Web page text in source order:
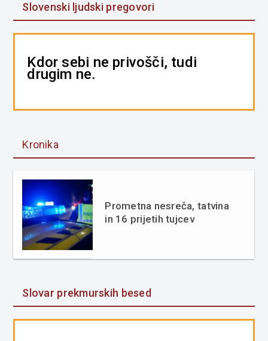
Slovenski ljudski pregovori
Kdor sebi ne privošči, tudi
drugim ne.
Kronika
Prometna nesreča, tatvina
in 16 prijetih tujcev
Slovar prekmurskih besed